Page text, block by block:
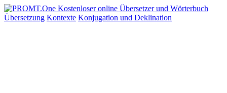
Übersetzung Kontexte Konjugation und Deklination